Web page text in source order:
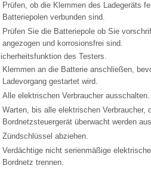
Prüfen, ob die Klemmen des Ladegeräts
Batteriepolen verbunden sind.
Prüfen Sie die Batteriepole ob Sie
angezogen und korrosionsfrei sind.
des Testers.
Klemmen an die Batterie anschließen,
Ladevorgang gestartet wird.
Alle elektrischen Verbraucher ausschalten.
Warten, bis alle elektrischen Verbraucher,
Bordnetzsteuergerät überwacht werden
Zündschlüssel abziehen.
Verdächtige nicht serienmäßige
Bordnetz trennen.